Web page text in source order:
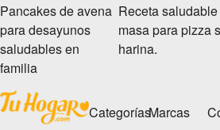
Pancakes de avena
para desayunos
saludables en
familia
Receta
masa para pizza
harina.
CategoríasMarcas